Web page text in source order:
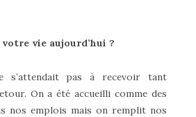
vie aujourd’hui ?
s’attendait pas à recevoir tant
On a été accueilli comme des
nos emplois mais on remplit nos